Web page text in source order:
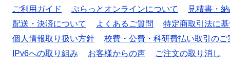
ご利用ガイド
ぷらっとオンラインについて
見積書・
配送・決済について
よくあるご質問
特定商取引法に
個人情報取り扱い方針
校費・公費・科研費払い取引のご
IPv6への取り組み
お客様からの声 ご注文の取り消し